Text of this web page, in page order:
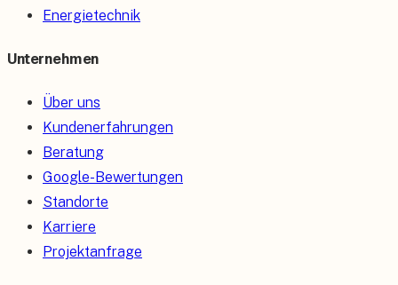
Energietechnik
Unternehmen
Über uns
Kundenerfahrungen
Beratung
Google-Bewertungen
Standorte
Karriere
Projektanfrage